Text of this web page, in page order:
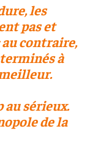
les
pas et
au contraire,
à
au sérieux.
de la